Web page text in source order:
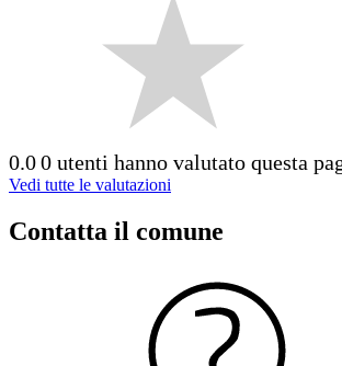
0.00 utenti hanno valutato questa
Vedi tutte le valutazioni
Contatta il comune